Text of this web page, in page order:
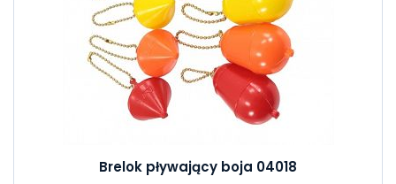
Brelok pływający boja 04018